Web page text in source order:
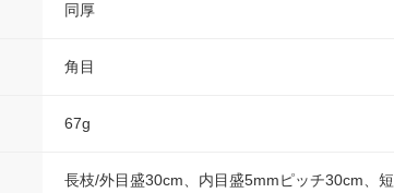
同厚
角目
67g
長枝/外目盛30cm、内目盛5mmピッチ30cm、短